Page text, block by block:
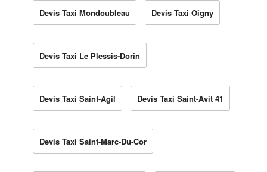
Devis Taxi Mondoubleau Devis Taxi Oigny
Devis Taxi Le Plessis-Dorin
Devis Taxi Saint-Agil Devis Taxi Saint-Avit 41
Devis Taxi Saint-Marc-Du-Cor